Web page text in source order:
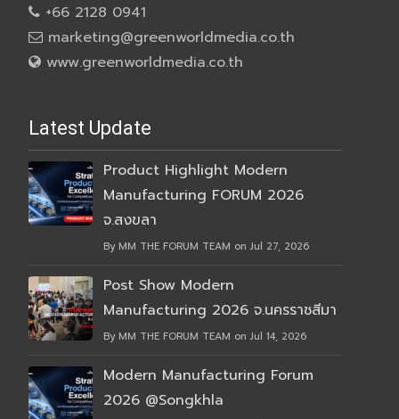
+66 2128 0941
marketing@greenworldmedia.co.th
www.greenworldmedia.co.th
Latest Update
Product Highlight Modern
Manufacturing FORUM 2026
จ.สงขลา
By MM THE FORUM TEAM on Jul 27, 2026
Post Show Modern
Manufacturing 2026 จ.นครราชสีมา
By MM THE FORUM TEAM on Jul 14, 2026
Modern Manufacturing Forum
2026 @Songkhla